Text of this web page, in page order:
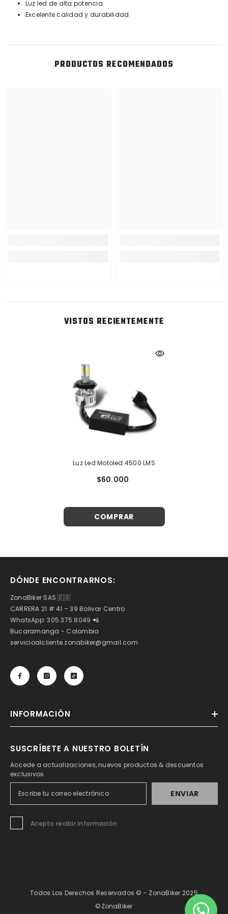
Luz led de alta potencia.
Excelente calidad y durabilidad
PRODUCTOS RECOMENDADOS
VISTOS RECIENTEMENTE
Luz Led Motoled 4500 LMS
$60.000
COMPRAR
DÓNDE ENCONTRARNOS:
ZonaBiker SAS 🇨🇴
CARRERA 21 # 41 – 39 Bolivar Centro
WhatsApp: 305 375 8049 📲
Bucaramanga - Colombia
servicioalcliente.zonabiker@gmail.com
INFORMACIÓN
SUSCRÍBETE A NUESTRO BOLETÍN
Accede a actualizaciones, nuevos productos & descuentos
exclusivos
ENVIAR
Acepto recibir información
Todos Los Derechos Reservados © - ZonaBiker 2025
©ZonaBiker